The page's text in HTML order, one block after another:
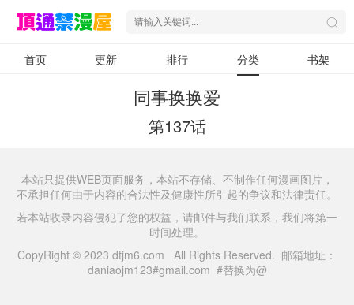
首页 更新 排行 分类 书架
同事换换爱
第137话
本站只提供WEB页面服务，本站不存储、不制作任何漫画图片，
不承担任何由于内容的合法性及健康性所引起的争议和法律责任。
若本站收录内容侵犯了您的权益，请邮件与我们联系，我们将第一
时间处理。
CopyRight © 2023 dtjm6.com All Rights Reserved. 邮箱地址：
daniaojm123#gmail.com #替换为@